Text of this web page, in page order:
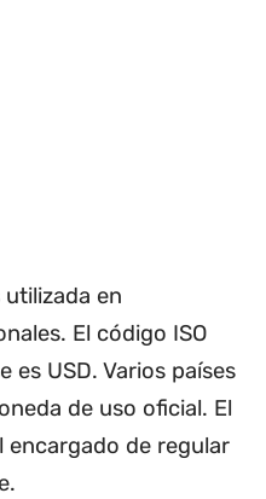
en
El código ISO
es USD. Varios países
de uso oficial. El
encargado de regular